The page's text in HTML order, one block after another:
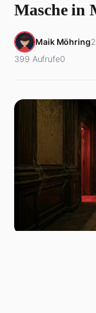
Masche in
Maik Möhring
399 Aufrufe0